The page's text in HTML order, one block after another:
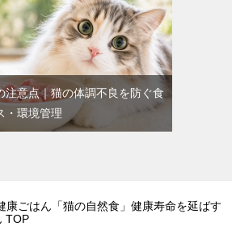
注意点｜猫の体調不良を防ぐ食
・環境管理
康ごはん「猫の自然食」健康寿命を延ばす
TOP